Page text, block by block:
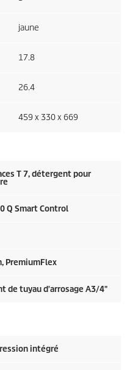
jaune
17.8
26.4
459 x 330 x 669
T 7, détergent pour
Q Smart Control
PremiumFlex
de tuyau d'arrosage A3/4"
intégré